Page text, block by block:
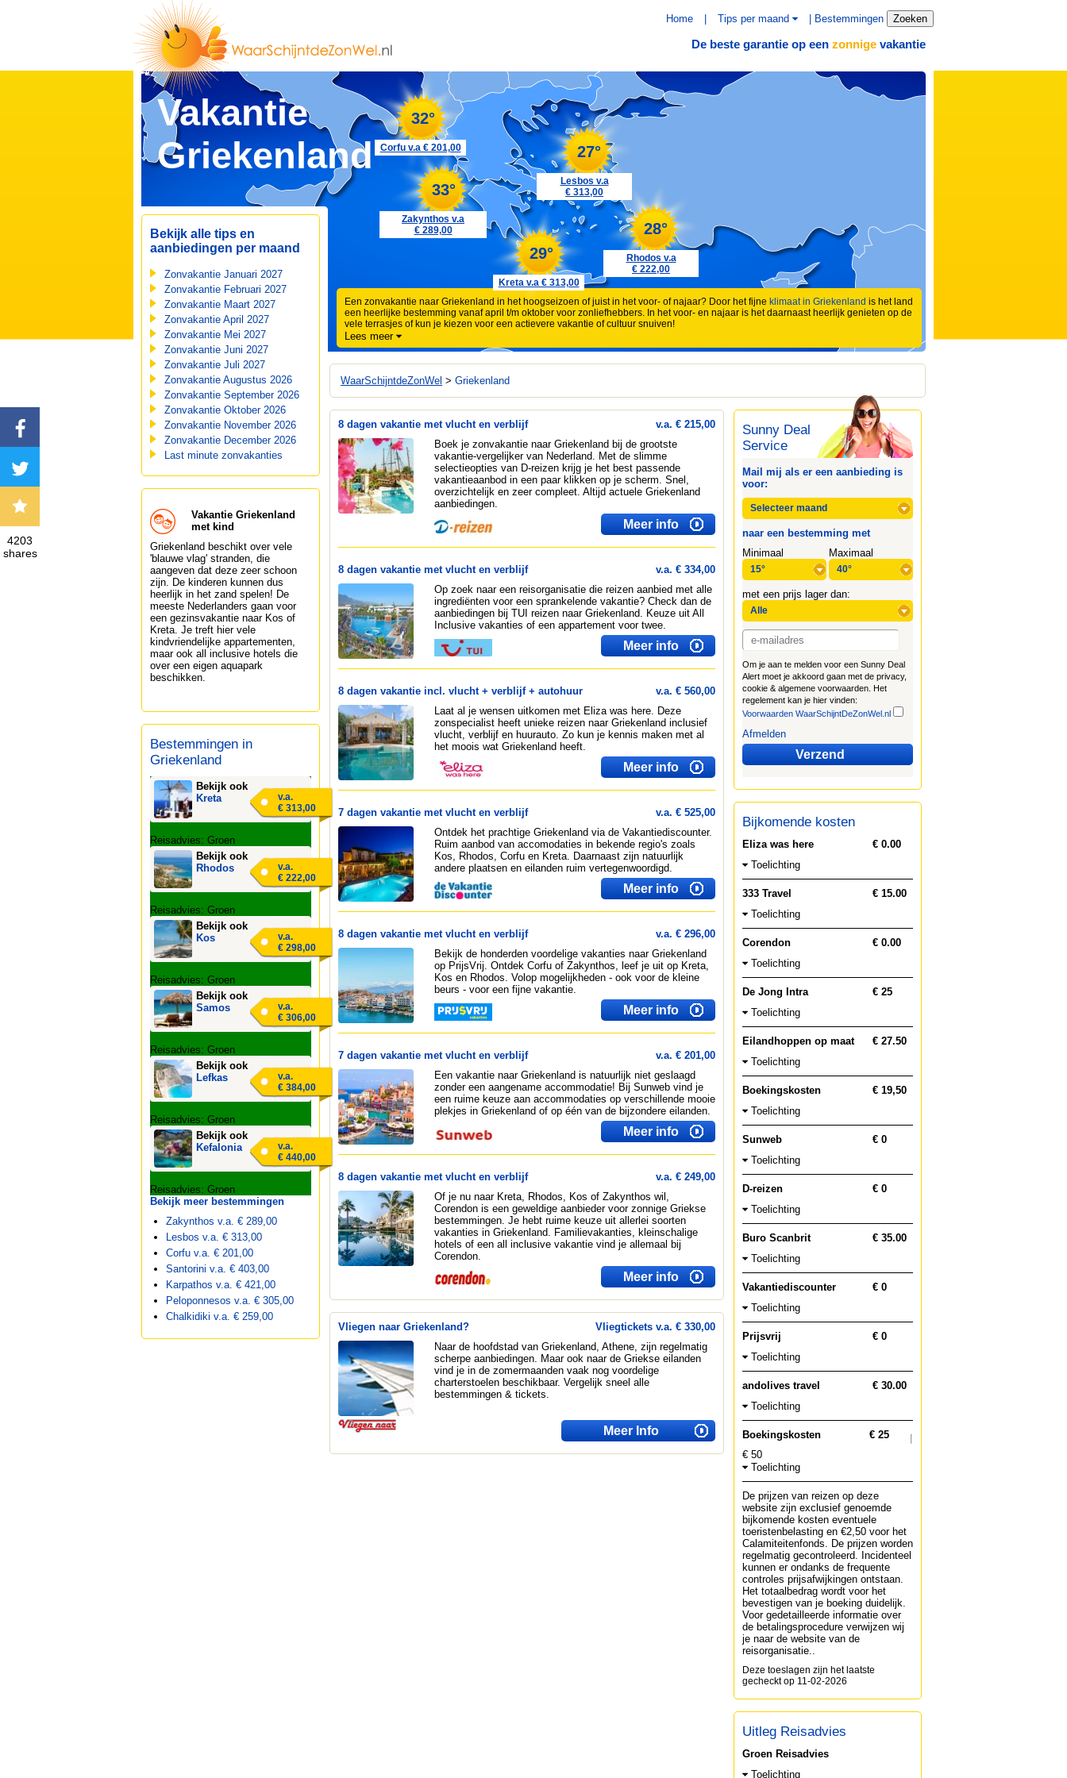
Home Tips per maand Bestemmingen Zoeken
De beste garantie op een zonnige vakantie
28°
Rhodos v.a
€ 222,00
27°
Lesbos v.a
€ 313,00
29°
Kreta v.a € 313,00
33°
Zakynthos v.a
€ 289,00
32°
Corfu v.a € 201,00
Vakantie
Griekenland
Een zonvakantie naar Griekenland in het hoogseizoen of juist in het voor- of najaar? Door het fijne klimaat in Griekenland is het land
een heerlijke bestemming vanaf april t/m oktober voor zonliefhebbers. In het voor- en najaar is het daarnaast heerlijk genieten op de
vele terrasjes of kun je kiezen voor een actievere vakantie of cultuur snuiven!
Lees meer
Bekijk alle tips en
aanbiedingen per maand
Zonvakantie Januari 2027
Zonvakantie Februari 2027
Zonvakantie Maart 2027
Zonvakantie April 2027
Zonvakantie Mei 2027
Zonvakantie Juni 2027
Zonvakantie Juli 2027
Zonvakantie Augustus 2026
Zonvakantie September 2026
Zonvakantie Oktober 2026
Zonvakantie November 2026
Zonvakantie December 2026
Last minute zonvakanties
Vakantie Griekenland
met kind
Griekenland beschikt over vele
'blauwe vlag' stranden, die
aangeven dat deze zeer schoon
zijn. De kinderen kunnen dus
heerlijk in het zand spelen! De
meeste Nederlanders gaan voor
een gezinsvakantie naar Kos of
Kreta. Je treft hier vele
kindvriendelijke appartementen,
maar ook all inclusive hotels die
over een eigen aquapark
beschikken.
Bestemmingen in
Griekenland
Bekijk ook
Kreta
v.a.
€ 313,00
Reisadvies: Groen
Bekijk ook
Rhodos
v.a.
€ 222,00
Reisadvies: Groen
Bekijk ook
Kos
v.a.
€ 298,00
Reisadvies: Groen
Bekijk ook
Samos
v.a.
€ 306,00
Reisadvies: Groen
Bekijk ook
Lefkas
v.a.
€ 384,00
Reisadvies: Groen
Bekijk ook
Kefalonia
v.a.
€ 440,00
Reisadvies: Groen
Bekijk meer bestemmingen
Zakynthos v.a. € 289,00
Lesbos v.a. € 313,00
Corfu v.a. € 201,00
Santorini v.a. € 403,00
Karpathos v.a. € 421,00
Peloponnesos v.a. € 305,00
Chalkidiki v.a. € 259,00
WaarSchijntdeZonWel > Griekenland
8 dagen vakantie met vlucht en verblijf
v.a. € 215,00
Boek je zonvakantie naar Griekenland bij de grootste
vakantie-vergelijker van Nederland. Met de slimme
selectieopties van D-reizen krijg je het best passende
vakantieaanbod in een paar klikken op je scherm. Snel,
overzichtelijk en zeer compleet. Altijd actuele Griekenland
aanbiedingen.
Meer info
8 dagen vakantie met vlucht en verblijf
v.a. € 334,00
Op zoek naar een reisorganisatie die reizen aanbied met alle
ingrediënten voor een sprankelende vakantie? Check dan de
aanbiedingen bij TUI reizen naar Griekenland. Keuze uit All
Inclusive vakanties of een appartement voor twee.
Meer info
8 dagen vakantie incl. vlucht + verblijf + autohuur
v.a. € 560,00
Laat al je wensen uitkomen met Eliza was here. Deze
zonspecialist heeft unieke reizen naar Griekenland inclusief
vlucht, verblijf en huurauto. Zo kun je kennis maken met al
het moois wat Griekenland heeft.
Meer info
7 dagen vakantie met vlucht en verblijf
v.a. € 525,00
Ontdek het prachtige Griekenland via de Vakantiediscounter.
Ruim aanbod van accomodaties in bekende regio's zoals
Kos, Rhodos, Corfu en Kreta. Daarnaast zijn natuurlijk
andere plaatsen en eilanden ruim vertegenwoordigd.
Meer info
8 dagen vakantie met vlucht en verblijf
v.a. € 296,00
Bekijk de honderden voordelige vakanties naar Griekenland
op PrijsVrij. Ontdek Corfu of Zakynthos, leef je uit op Kreta,
Kos en Rhodos. Volop mogelijkheden - ook voor de kleine
beurs - voor een fijne vakantie.
Meer info
7 dagen vakantie met vlucht en verblijf
v.a. € 201,00
Een vakantie naar Griekenland is natuurlijk niet geslaagd
zonder een aangename accommodatie! Bij Sunweb vind je
een ruime keuze aan accommodaties op verschillende mooie
plekjes in Griekenland of op één van de bijzondere eilanden.
Meer info
8 dagen vakantie met vlucht en verblijf
v.a. € 249,00
Of je nu naar Kreta, Rhodos, Kos of Zakynthos wil,
Corendon is een geweldige aanbieder voor zonnige Griekse
bestemmingen. Je hebt ruime keuze uit allerlei soorten
vakanties in Griekenland. Familievakanties, kleinschalige
hotels of een all inclusive vakantie vind je allemaal bij
Corendon.
Meer info
Vliegen naar Griekenland?
Vliegtickets v.a. € 330,00
Naar de hoofdstad van Griekenland, Athene, zijn regelmatig
scherpe aanbiedingen. Maar ook naar de Griekse eilanden
vind je in de zomermaanden vaak nog voordelige
charterstoelen beschikbaar. Vergelijk sneel alle
bestemmingen & tickets.
Meer Info
Sunny Deal
Service
Mail mij als er een aanbieding is
voor:
naar een bestemming met
Minimaal
Maximaal
met een prijs lager dan:
Om je aan te melden voor een Sunny Deal
Alert moet je akkoord gaan met de privacy,
cookie & algemene voorwaarden. Het
regelement kan je hier vinden:
Voorwaarden WaarSchijntDeZonWel.nl
Afmelden
Verzend
Bijkomende kosten
Eliza was here
€ 0.00
Toelichting
333 Travel
€ 15.00
Toelichting
Corendon
€ 0.00
Toelichting
De Jong Intra
€ 25
Toelichting
Eilandhoppen op maat
€ 27.50
Toelichting
Boekingskosten
€ 19,50
Toelichting
Sunweb
€ 0
Toelichting
D-reizen
€ 0
Toelichting
Buro Scanbrit
€ 35.00
Toelichting
Vakantiediscounter
€ 0
Toelichting
Prijsvrij
€ 0
Toelichting
andolives travel
€ 30.00
Toelichting
Boekingskosten
€ 25
€ 50
Toelichting
De prijzen van reizen op deze
website zijn exclusief genoemde
bijkomende kosten eventuele
toeristenbelasting en €2,50 voor het
Calamiteitenfonds. De prijzen worden
regelmatig gecontroleerd. Incidenteel
kunnen er ondanks de frequente
controles prijsafwijkingen ontstaan.
Het totaalbedrag wordt voor het
bevestigen van je boeking duidelijk.
Voor gedetailleerde informatie over
de betalingsprocedure verwijzen wij
je naar de website van de
reisorganisatie..
Deze toeslagen zijn het laatste
gecheckt op 11-02-2026
Uitleg Reisadvies
Groen Reisadvies
Toelichting
4203
shares